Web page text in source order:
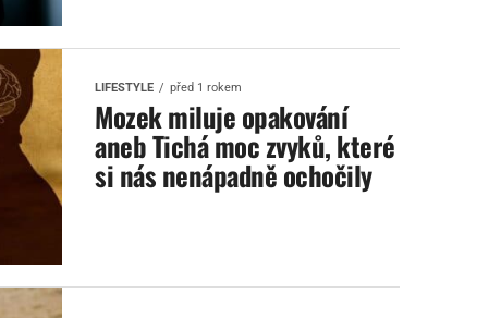
LIFESTYLE před 1 rokem
Mozek miluje opakování
aneb Tichá moc zvyků, které
si nás nenápadně ochočily